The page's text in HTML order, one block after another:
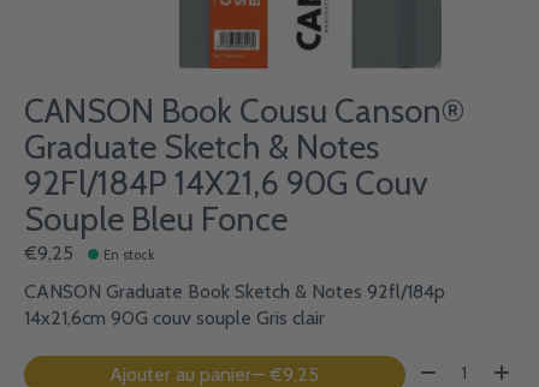
CANSON Book Cousu Canson®
Graduate Sketch & Notes
92Fl/184P 14X21,6 90G Couv
Souple Bleu Fonce
€9,25 En stock
CANSON Graduate Book Sketch & Notes 92fl/184p
14x21,6cm 90G couv souple Gris clair
Ajouter au panier — €9,25 Quantité: